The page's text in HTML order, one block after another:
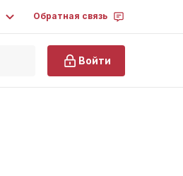
Обратная связь
Войти